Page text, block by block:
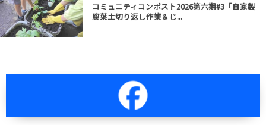
コミュニティコンポスト2026第六期#3「自家製
腐葉土切り返し作業＆じ...